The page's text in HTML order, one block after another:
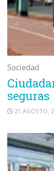
Sociedad
seguras
21 AGOSTO,